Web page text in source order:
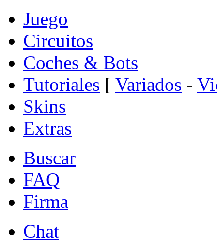
Juego
Circuitos
Coches & Bots
Tutoriales [ Variados -
Skins
Extras
Buscar
FAQ
Firma
Chat